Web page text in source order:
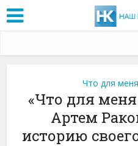
Что для
«Что для
Артем
историю